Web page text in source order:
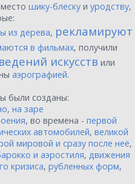
шику-блеску и уродству,
из дерева, рекламируют
в фильмах, получили
искусств или
аэрографией.
были созданы:
, на заре
, во времена - первой
автомобилей, великой
мировой и сразу после неё,
и аэростиля, движения
кризиса, рубленных форм,